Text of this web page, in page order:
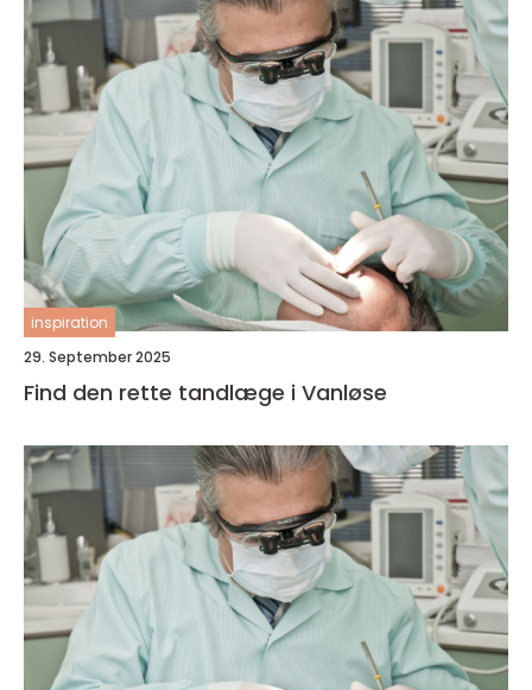
inspiration
29. September 2025
Find den rette tandlæge i Vanløse